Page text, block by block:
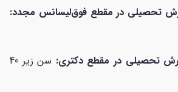
تحصیلی در مقطع فوق‌لیسانس مجدد:
تحصیلی در مقطع دکتری:
سن زیر 40